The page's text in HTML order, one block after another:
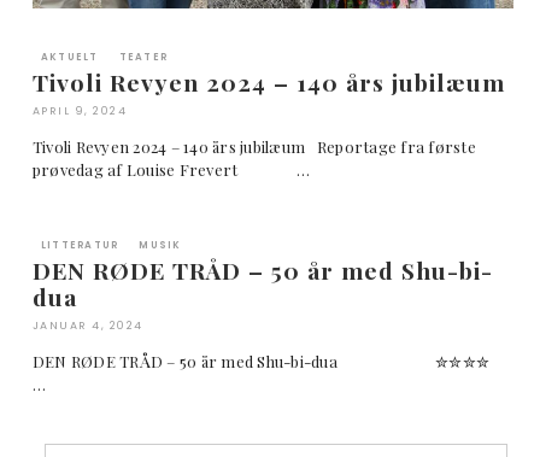
AKTUELT TEATER
Tivoli Revyen 2024 – 140 års jubilæum
APRIL 9, 2024
Tivoli Revyen 2024 – 140 års jubilæum Reportage fra første
prøvedag af Louise Frevert …
LITTERATUR MUSIK
DEN RØDE TRÅD – 50 år med Shu-bi-
dua
JANUAR 4, 2024
DEN RØDE TRÅD – 50 år med Shu-bi-dua ✮✮✮✮
…